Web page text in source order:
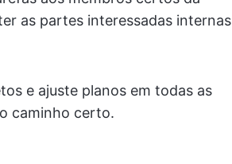
as partes interessadas
e ajuste planos em todas as
caminho certo.